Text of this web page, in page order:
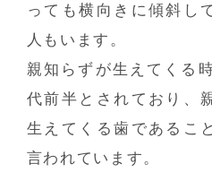
っても横向きに傾斜し
人もいます。
親知らずが生えてくる
代前半とされており、
生えてくる歯であるこ
言われています。